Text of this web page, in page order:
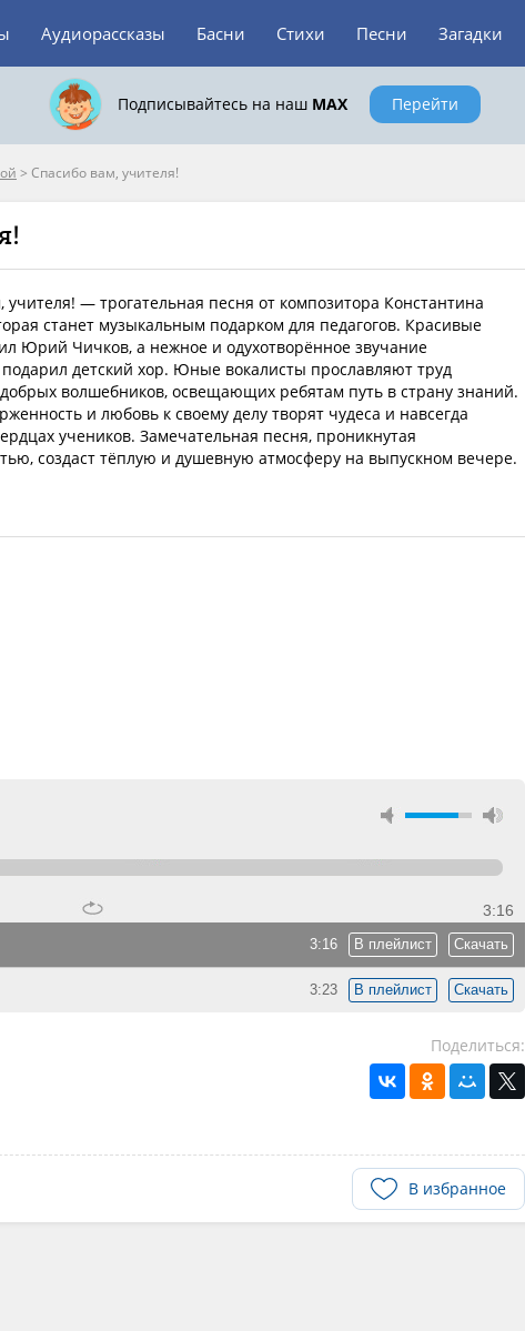
Аудиорассказы Басни Стихи Песни Загадки
Подписывайтесь на наш MAX Перейти
> Спасибо вам, учителя!
учителя! — трогательная песня от композитора Константина
станет музыкальным подарком для педагогов. Красивые
Юрий Чичков, а нежное и одухотворённое звучание
детский хор. Юные вокалисты прославляют труд
волшебников, освещающих ребятам путь в страну знаний.
и любовь к своему делу творят чудеса и навсегда
учеников. Замечательная песня, проникнутая
создаст тёплую и душевную атмосферу на выпускном вечере.
3:16
3:16 В плейлист Скачать
3:23 В плейлист Скачать
Поделиться:
В избранное